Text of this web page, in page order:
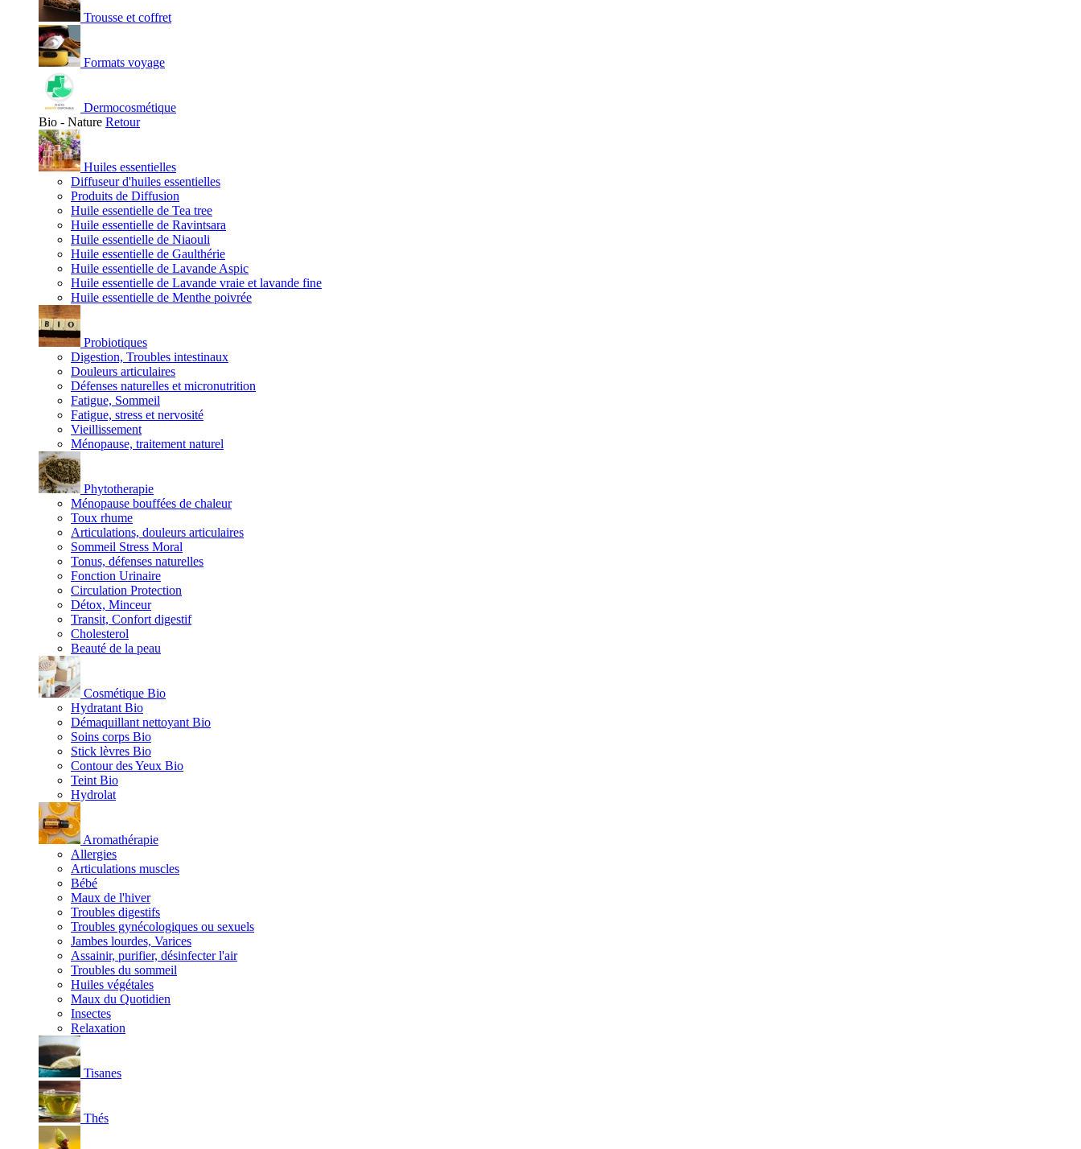
Trousse et coffret
Formats voyage
Dermocosmétique
Bio - Nature Retour
Huiles essentielles
Diffuseur d'huiles essentielles
Produits de Diffusion
Huile essentielle de Tea tree
Huile essentielle de Ravintsara
Huile essentielle de Niaouli
Huile essentielle de Gaulthérie
Huile essentielle de Lavande Aspic
Huile essentielle de Lavande vraie et lavande fine
Huile essentielle de Menthe poivrée
Probiotiques
Digestion, Troubles intestinaux
Douleurs articulaires
Défenses naturelles et micronutrition
Fatigue, Sommeil
Fatigue, stress et nervosité
Vieillissement
Ménopause, traitement naturel
Phytotherapie
Ménopause bouffées de chaleur
Toux rhume
Articulations, douleurs articulaires
Sommeil Stress Moral
Tonus, défenses naturelles
Fonction Urinaire
Circulation Protection
Détox, Minceur
Transit, Confort digestif
Cholesterol
Beauté de la peau
Cosmétique Bio
Hydratant Bio
Démaquillant nettoyant Bio
Soins corps Bio
Stick lèvres Bio
Contour des Yeux Bio
Teint Bio
Hydrolat
Aromathérapie
Allergies
Articulations muscles
Bébé
Maux de l'hiver
Troubles digestifs
Troubles gynécologiques ou sexuels
Jambes lourdes, Varices
Assainir, purifier, désinfecter l'air
Troubles du sommeil
Huiles végétales
Maux du Quotidien
Insectes
Relaxation
Tisanes
Thés